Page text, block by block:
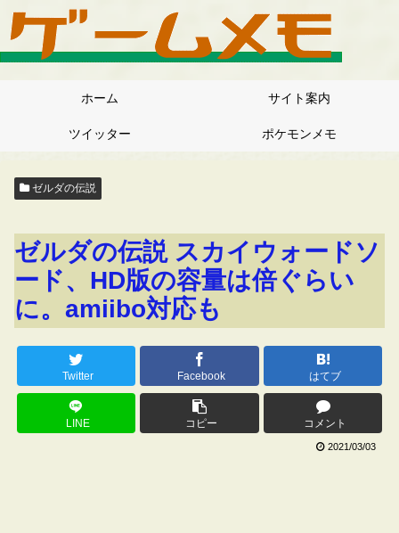
ホーム サイト案内
ツイッター ポケモンメモ
ゼルダの伝説
ゼルダの伝説 スカイウォードソ
ード、HD版の容量は倍ぐらい
に。amiibo対応も
Twitter Facebook はてブ
LINE コピー コメント
2021/03/03